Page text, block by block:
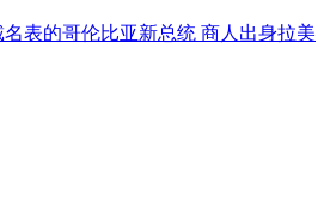
名表的哥伦比亚新总统 商人出身拉美